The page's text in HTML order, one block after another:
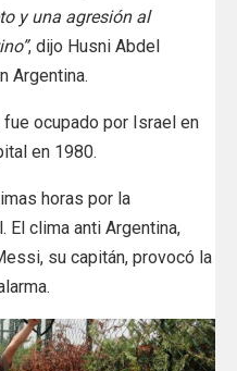
y una agresión al
, dijo Husni Abdel
Argentina.
ocupado por Israel en
en 1980.
horas por la
clima anti Argentina,
su capitán, provocó la